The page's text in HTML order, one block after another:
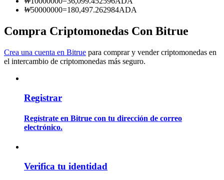
Análisis de big data que incluye información comercial, etc.
Guía de inicio de futuros
₩50000000=180,497.262984ADA
Compra Criptomonedas Con Bitrue
Crea una cuenta en Bitrue para comprar y vender criptomonedas en
el intercambio de criptomonedas más seguro.
Registrar
Regístrate en Bitrue con tu dirección de correo
electrónico.
Verifica tu identidad